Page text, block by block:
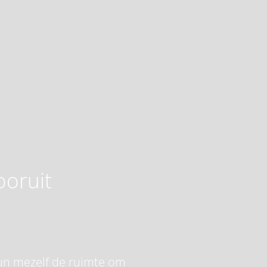
mezelf de ruimte om